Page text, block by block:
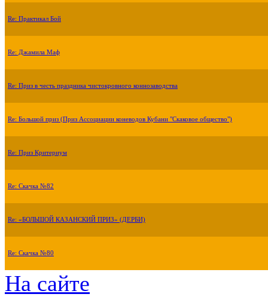
Re: Практикал Бой
Re: Джамила Маф
Re: Приз в честь праздника чистокровного коннозаводства
Re: Большой приз (Приз Ассоциации коневодов Кубани "Скаковое общество")
Re: Приз Критериум
Re: Скачка №82
Re: «БОЛЬШОЙ КАЗАНСКИЙ ПРИЗ» (ДЕРБИ)
Re: Скачка №80
На сайте